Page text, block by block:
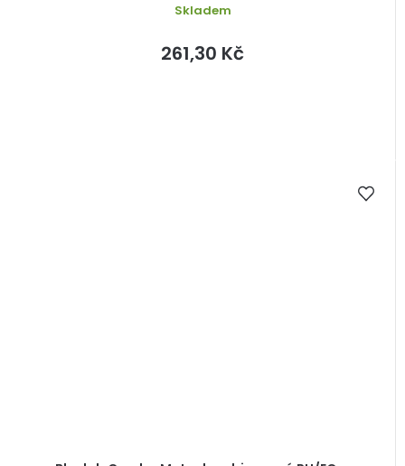
Skladem
261,30 Kč